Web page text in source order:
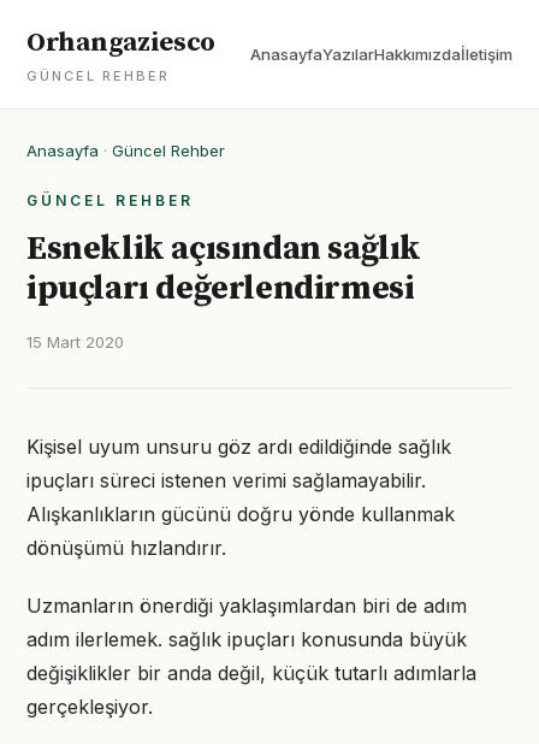
Orhangaziesco
GÜNCEL REHBER
AnasayfaYazılarHakkımızdaİletişim
Anasayfa · Güncel Rehber
GÜNCEL REHBER
Esneklik açısından sağlık
ipuçları değerlendirmesi
15 Mart 2020
Kişisel uyum unsuru göz ardı edildiğinde sağlık
ipuçları süreci istenen verimi sağlamayabilir.
Alışkanlıkların gücünü doğru yönde kullanmak
dönüşümü hızlandırır.
Uzmanların önerdiği yaklaşımlardan biri de adım
adım ilerlemek. sağlık ipuçları konusunda büyük
değişiklikler bir anda değil, küçük tutarlı adımlarla
gerçekleşiyor.